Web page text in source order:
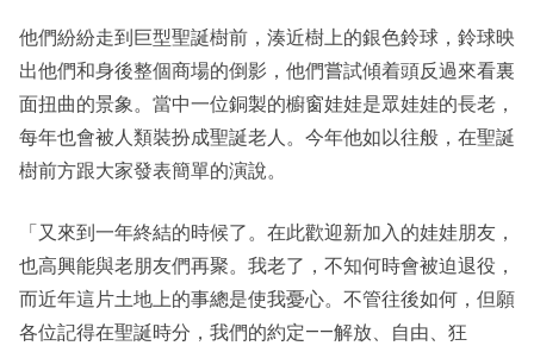
他們紛紛走到巨型聖誕樹前，湊近樹上的銀色鈴球，鈴球映
出他們和身後整個商場的倒影，他們嘗試傾着頭反過來看裏
面扭曲的景象。當中一位銅製的櫥窗娃娃是眾娃娃的長老，
每年也會被人類裝扮成聖誕老人。今年他如以往般，在聖誕
樹前方跟大家發表簡單的演說。
「又來到一年終結的時候了。在此歡迎新加入的娃娃朋友，
也高興能與老朋友們再聚。我老了，不知何時會被迫退役，
而近年這片土地上的事總是使我憂心。不管往後如何，但願
各位記得在聖誕時分，我們的約定——解放、自由、狂